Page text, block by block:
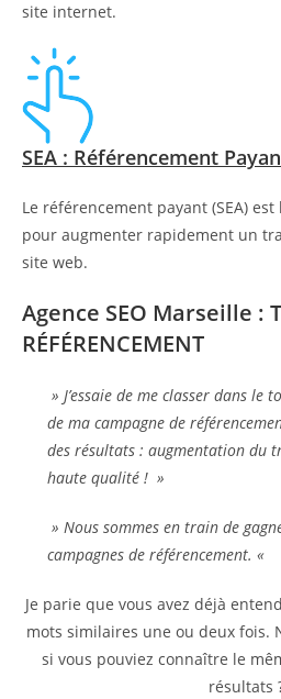
site internet.
SEA : Référencement
Le référencement payant (SEA)
pour augmenter rapidement un
site web.
Agence SEO Marseille :
RÉFÉRENCEMENT
» J’essaie de me classer dans le
de ma campagne de
des résultats : augmentation du
haute qualité ! »
» Nous sommes en train de
campagnes de référencement. «
Je parie que vous avez déjà
mots similaires une ou deux fois.
si vous pouviez connaître le
résultats